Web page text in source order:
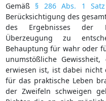
Gemäß § 286 Abs. 1
Berücksichtigung des
des Ergebnisses der
Überzeugung zu
Behauptung für wahr oder
unumstößliche
erwiesen ist, ist dabei
für das praktische Leben
der Zweifeln schweigen